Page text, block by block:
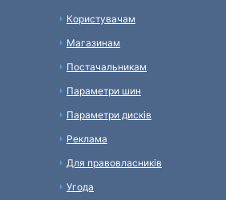
Користувачам
Магазинам
Постачальникам
Параметри шин
Параметри дисків
Реклама
Для правовласників
Угода